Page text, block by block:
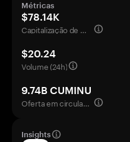
Métricas
$78.14K
Capitalização de mercado
$20.24
Volume (24h)
9.74B CUMINU
Oferta em circulação
Insights